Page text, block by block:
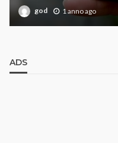
god 1 anno ago
ADS